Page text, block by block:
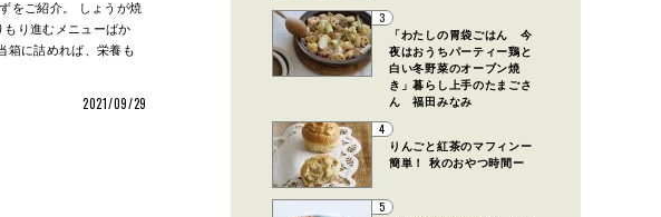
をご紹介。 しょうが焼
もり進むメニューばか
箱に詰めれば、栄養も
2021/09/29
3
「わたしの胃袋ごはん 今
夜はおうちパーティー鶏と
白い冬野菜のオーブン焼
き」暮らし上手のたまごさ
ん 福田みなみ
4
りんごと紅茶のマフィンー
簡単！ 秋のおやつ時間ー
5